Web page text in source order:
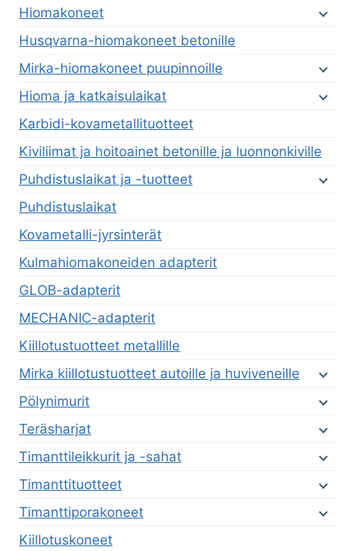
Hiomakoneet
Husqvarna-hiomakoneet betonille
Mirka-hiomakoneet puupinnoille
Hioma ja katkaisulaikat
Karbidi-kovametallituotteet
Kiviliimat ja hoitoainet betonille ja luonnonkiville
Puhdistuslaikat ja -tuotteet
Puhdistuslaikat
Kovametalli-jyrsinterät
Kulmahiomakoneiden adapterit
GLOB-adapterit
MECHANIC-adapterit
Kiillotustuotteet metallille
Mirka kiillotustuotteet autoille ja huviveneille
Pölynimurit
Teräsharjat
Timanttileikkurit ja -sahat
Timanttituotteet
Timanttiporakoneet
Kiillotuskoneet